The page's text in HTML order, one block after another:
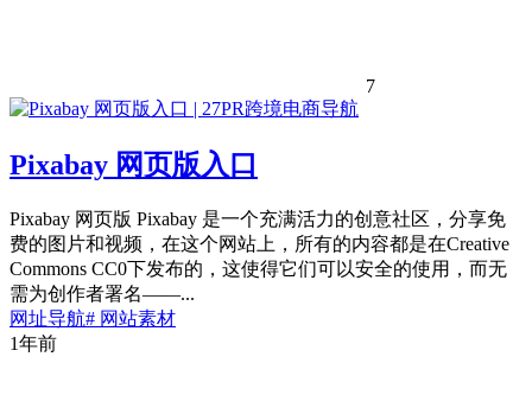
7
Pixabay 网页版入口
Pixabay 网页版 Pixabay 是一个充满活力的创意社区，分享免
费的图片和视频，在这个网站上，所有的内容都是在Creative
Commons CC0下发布的，这使得它们可以安全的使用，而无
需为创作者署名——...
网址导航# 网站素材
1年前